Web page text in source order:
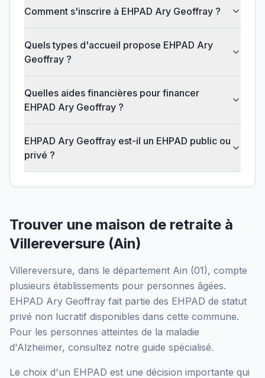
Comment s'inscrire à EHPAD Ary Geoffray ?
Quels types d'accueil propose EHPAD Ary
Geoffray ?
Quelles aides financières pour financer
EHPAD Ary Geoffray ?
EHPAD Ary Geoffray est-il un EHPAD public ou
privé ?
Trouver une maison de retraite à
Villereversure (Ain)
Villereversure, dans le département Ain (01), compte
plusieurs établissements pour personnes âgées.
EHPAD Ary Geoffray fait partie des EHPAD de statut
privé non lucratif disponibles dans cette commune.
Pour les personnes atteintes de la maladie
d'Alzheimer, consultez notre guide spécialisé.
Le choix d'un EHPAD est une décision importante qui